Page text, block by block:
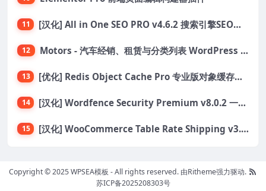
11 [汉化] All in One SEO PRO v4.6.2 搜索引擎SEO优化WordPress插件
12 Motors - 汽车经销、租赁与分类列表 WordPress 主题
13 [优化] Redis Object Cache Pro 专业版对象缓存WordPress插件 v1.21.0
14 [汉化] Wordfence Security Premium v8.0.2 一款专为WordPress设计的安全插件
15 [汉化] WooCommerce Table Rate Shipping v3.6.3 运费费率表
Copyright © 2025 WPSEA模板 - All rights reserved. 由Ritheme强力驱动.
苏ICP备2025208303号